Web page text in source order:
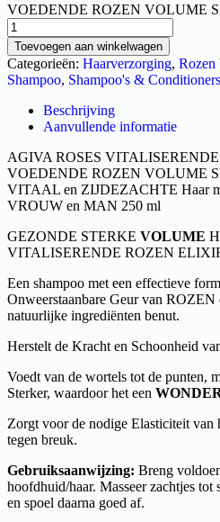
VOEDENDE ROZEN VOLUME
Toevoegen aan winkelwagen
Categorieën: Haarverzorging, Rozen
Shampoo, Shampoo's & Conditioners
Beschrijving
Aanvullende informatie
AGIVA ROSES
VOEDENDE ROZEN VOLUME
VITAAL en ZIJDEZACHTE Haar
VROUW en MAN 250 ml
GEZONDE STERKE VOLUME
VITALISERENDE ROZEN
Een shampoo met een effectieve
Onweerstaanbare Geur van ROZEN
natuurlijke ingrediënten benut.
Herstelt de Kracht en Schoonheid
Voedt van de wortels tot de punten,
Sterker, waardoor het een
Zorgt voor de nodige Elasticiteit van
tegen breuk.
Gebruiksaanwijzing: Breng
hoofdhuid/haar. Masseer zachtjes tot
en spoel daarna goed af.